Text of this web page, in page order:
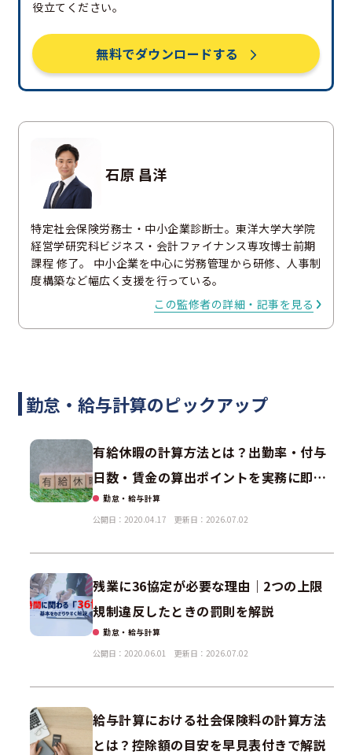
役立てください。
無料でダウンロードする
石原 昌洋
特定社会保険労務士・中小企業診断士。東洋大学大学院
経営学研究科ビジネス・会計ファイナンス専攻博士前期
課程 修了。 中小企業を中心に労務管理から研修、人事制
度構築など幅広く支援を行っている。
この監修者の詳細・記事を見る
勤怠・給与計算のピックアップ
有給休暇の計算方法とは？出勤率・付与
日数・賃金の算出ポイントを実務に即し
て解説
勤怠・給与計算
公開日：2020.04.17
更新日：2026.07.02
残業に36協定が必要な理由｜2つの上限
規制違反したときの罰則を解説
勤怠・給与計算
公開日：2020.06.01
更新日：2026.07.02
給与計算における社会保険料の計算方法
とは？控除額の目安を早見表付きで解説